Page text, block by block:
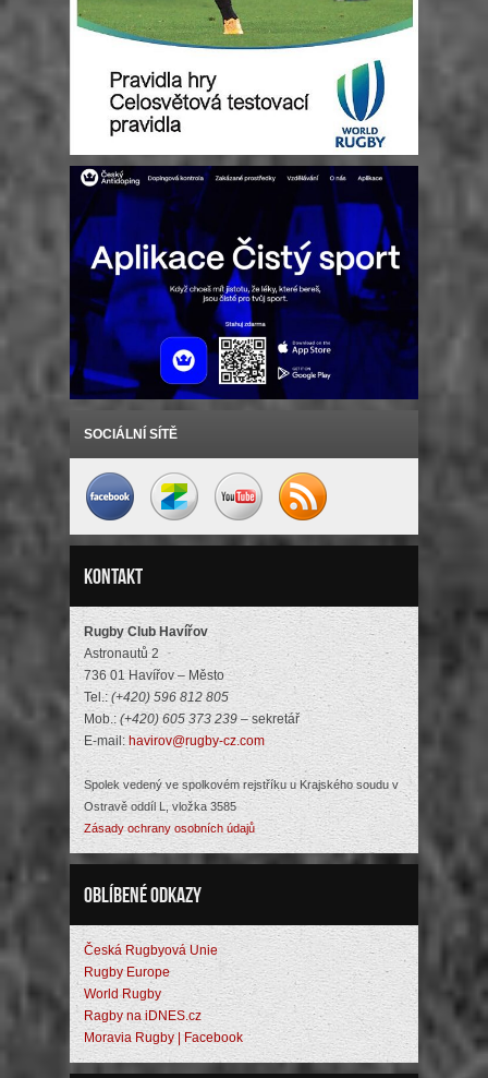
SOCIÁLNÍ SÍTĚ
Kontakt
Rugby Club Havířov
Astronautů 2
736 01 Havířov – Město
Tel.:(+420) 596 812 805
Mob.: (+420) 605 373 239 – sekretář
E-mail: havirov@rugby-cz.com
Spolek vedený ve spolkovém rejstříku u Krajského soudu v
Ostravě oddíl L, vložka 3585
Zásady ochrany osobních údajů
Oblíbené odkazy
Česká Rugbyová Unie
Rugby Europe
World Rugby
Ragby na iDNES.cz
Moravia Rugby | Facebook